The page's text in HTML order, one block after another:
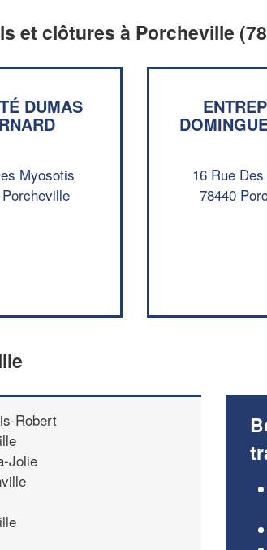
et clôtures à Porcheville
DUMAS
Myosotis
16 Rue
78440
Robert
Jolie